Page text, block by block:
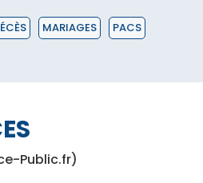
MARIAGES PACS
Public.fr)